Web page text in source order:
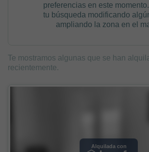
preferencias en este
tu búsqueda modificando
ampliando la zona en el
Te mostramos algunas que se han
recientemente.
Alquilada con